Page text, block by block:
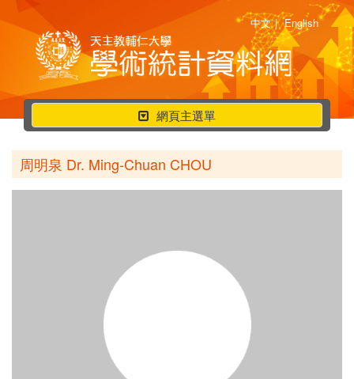
中文 | English
行
動
選
單
網頁主選單
周明泉 Dr. Ming-Chuan CHOU